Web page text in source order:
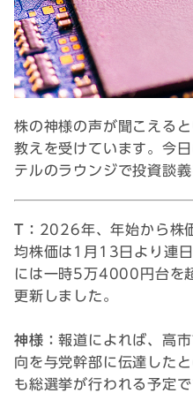
株の神様の声が聞こえる
教えを受けています。今
テルのラウンジで投資談義
T： 2026年、年始から株
均株価は1月13日より連
には一時5万4000円台を
更新しました。
神様：報道によれば、高
向を与党幹部に伝達した
も総選挙が行われる予定で